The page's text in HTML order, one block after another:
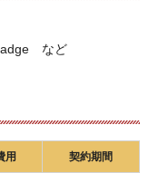
など
用 契約期間